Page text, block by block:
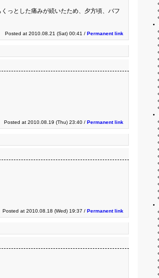
っとした痛みが続いたため、夕方頃、バフ
Posted at 2010.08.21 (Sat) 00:41 / Permanent link
Posted at 2010.08.19 (Thu) 23:40 / Permanent link
Posted at 2010.08.18 (Wed) 19:37 / Permanent link